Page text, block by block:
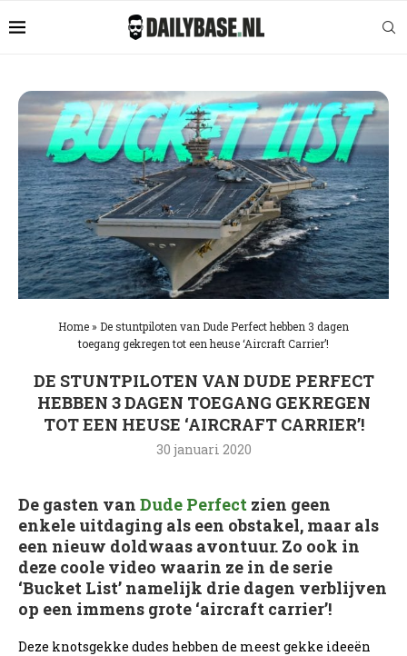
Home» De stuntpiloten van Dude Perfect hebben 3 dagen
toegang gekregen tot een heuse ‘Aircraft Carrier’!
DE STUNTPILOTEN VAN DUDE PERFECT
HEBBEN 3 DAGEN TOEGANG GEKREGEN
TOT EEN HEUSE ‘AIRCRAFT CARRIER’!
30 januari 2020
De gasten van Dude Perfect zien geen
enkele uitdaging als een obstakel, maar als
een nieuw doldwaas avontuur. Zo ook in
deze coole video waarin ze in de serie
‘Bucket List’ namelijk drie dagen verblijven
op een immens grote ‘aircraft carrier’!
Deze knotsgekke dudes hebben de meest gekke ideeën